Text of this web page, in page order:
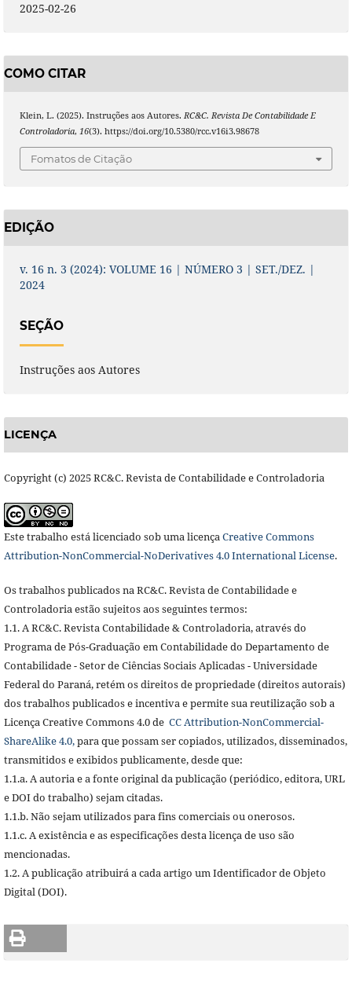
2025-02-26
COMO CITAR
Klein, L. (2025). Instruções aos Autores. RC&C. Revista De Contabilidade E
Controladoria, 16(3). https://doi.org/10.5380/rcc.v16i3.98678
Fomatos de Citação
EDIÇÃO
v. 16 n. 3 (2024): VOLUME 16 | NÚMERO 3 | SET./DEZ. |
2024
SEÇÃO
Instruções aos Autores
LICENÇA
Copyright (c) 2025 RC&C. Revista de Contabilidade e Controladoria
Este trabalho está licenciado sob uma licença Creative Commons
Attribution-NonCommercial-NoDerivatives 4.0 International License.
Os trabalhos publicados na RC&C. Revista de Contabilidade e
Controladoria estão sujeitos aos seguintes termos:
1.1. A RC&C. Revista Contabilidade & Controladoria, através do
Programa de Pós-Graduação em Contabilidade do Departamento de
Contabilidade - Setor de Ciências Sociais Aplicadas - Universidade
Federal do Paraná, retém os direitos de propriedade (direitos autorais)
dos trabalhos publicados e incentiva e permite sua reutilização sob a
Licença Creative Commons 4.0 de CC Attribution-NonCommercial-
ShareAlike 4.0,para que possam ser copiados, utilizados, disseminados,
transmitidos e exibidos publicamente, desde que:
1.1.a. A autoria e a fonte original da publicação (periódico, editora, URL
e DOI do trabalho) sejam citadas.
1.1.b. Não sejam utilizados para fins comerciais ou onerosos.
1.1.c. A existência e as especificações desta licença de uso são
mencionadas.
1.2. A publicação atribuirá a cada artigo um Identificador de Objeto
Digital (DOI).